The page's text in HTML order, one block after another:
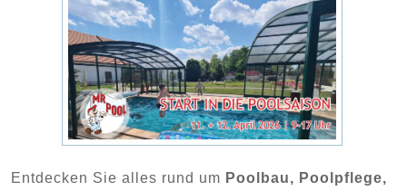
Entdecken Sie alles rund um Poolbau, Poolpflege,